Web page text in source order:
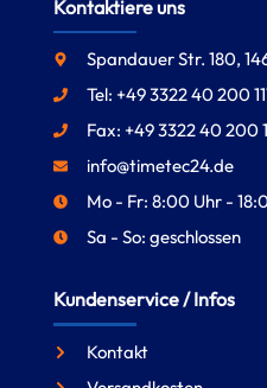
Kontaktiere uns
Spandauer Str. 180,
Tel: +49 3322 40 200
Fax: +49 3322 40 200
info@timetec24.de
Mo - Fr: 8:00 Uhr -
Sa - So: geschlossen
Kundenservice / Infos
Kontakt